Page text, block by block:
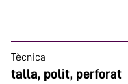
Tècnica
talla, polit, perforat